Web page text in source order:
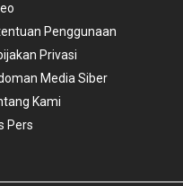
Penggunaan
Privasi
Media Siber
Kami
Pers